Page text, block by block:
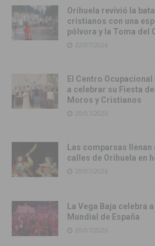
Orihuela revivió la
cristianos con una
pólvora y la Toma del
22/07/2026
El Centro
a celebrar su Fiesta
Moros y Cristianos
20/07/2026
Las comparsas
calles de Orihuela en
20/07/2026
La Vega Baja celebra
Mundial de España
20/07/2026